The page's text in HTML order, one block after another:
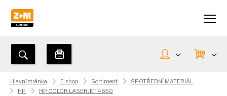
Hlavní stránka E-shop Sortiment
SPOTŘEBNÍ MATERIÁL
HP
HP COLOR LASERJET 4650